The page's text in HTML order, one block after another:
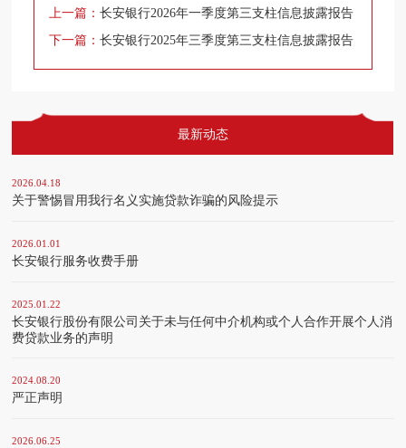
上一篇：长安银行2026年一季度第三支柱信息披露报告
下一篇：长安银行2025年三季度第三支柱信息披露报告
最新动态
2026.04.18
关于警惕冒用我行名义实施贷款诈骗的风险提示
2026.01.01
长安银行服务收费手册
2025.01.22
长安银行股份有限公司关于未与任何中介机构或个人合作开展个人消
费贷款业务的声明
2024.08.20
严正声明
2026.06.25